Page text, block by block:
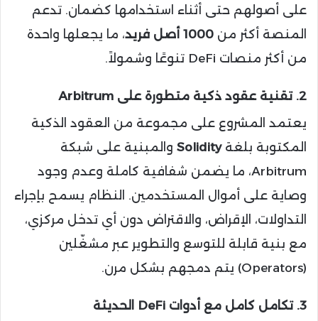
على أصولهم حتى أثناء استخدامها كضمان. تدعم
المنصة أكثر من 1000 أصل فريد
، ما يجعلها واحدة
من أكثر منصات DeFi تنوعًا وشمولاً.
2. تقنية عقود ذكية متطورة على Arbitrum
يعتمد المشروع على مجموعة من العقود الذكية
المكتوبة بلغةSolidity والمبنية على شبكة
Arbitrum، ما يضمن شفافية كاملة وعدم وجود
وصاية على أموال المستخدمين. النظام يسمح بإجراء
التداولات، الإقراض، والاقتراض دون أي تدخل مركزي،
مع بنية قابلة للتوسع والتطوير عبر مشغّلين
(Operators) يتم دمجهم بشكل مرن.
3. تكامل كامل مع أدوات DeFi الحديثة